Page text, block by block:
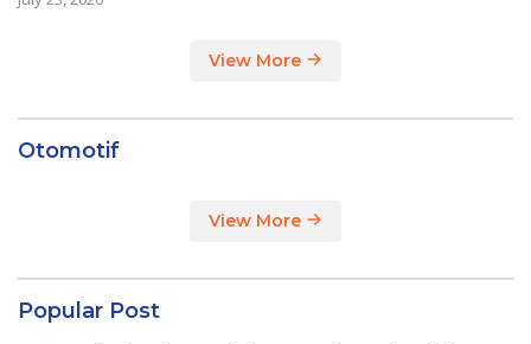
View More
Otomotif
View More
Popular Post